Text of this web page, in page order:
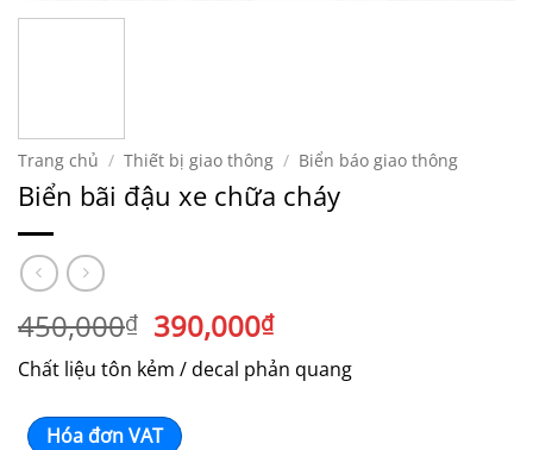
Trang chủ / Thiết bị giao thông / Biển báo giao thông
Biển bãi đậu xe chữa cháy
450,000₫ Giá
gốc
là:
450,000₫.
390,000₫Giá
hiện
tại
Chất liệu tôn kẻm / decal phản quang
Hóa đơn VAT